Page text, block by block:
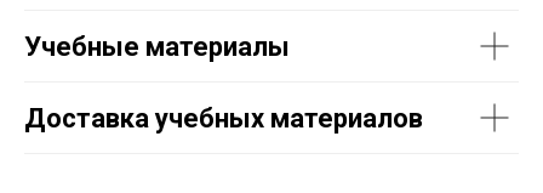
Учебные материалы
Доставка учебных материалов